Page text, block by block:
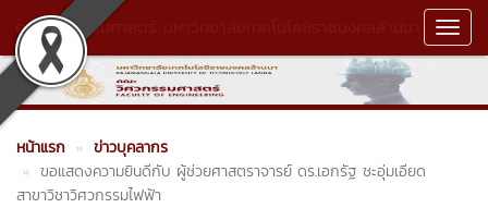
คณะวิศวกรรมศาสตร์ มหาวิทยาลัยเทคโนโลยีราชมงคลล้านนา
หน้าแรก
ข่าวบุคลากร
ขอแสดงความยินดีกับ ผู้ช่วยศาสตราจารย์ ดร.เอกรัฐ ชะอุ่มเอียด
สาขาวิชาวิศวกรรมไฟฟ้า